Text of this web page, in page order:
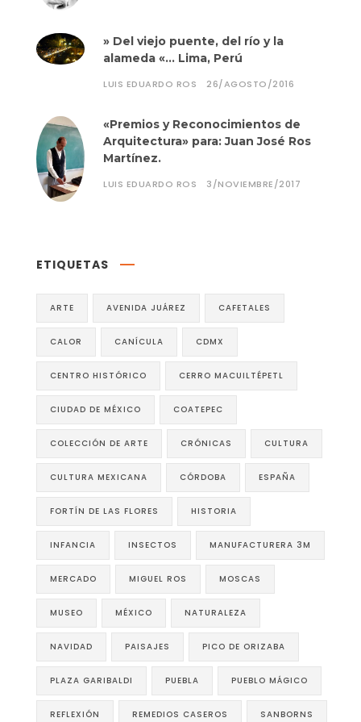
» Del viejo puente, del río y la
alameda «… Lima, Perú
LUIS EDUARDO ROS 26/AGOSTO/2016
«Premios y Reconocimientos de
Arquitectura» para: Juan José Ros
Martínez.
LUIS EDUARDO ROS 3/NOVIEMBRE/2017
ETIQUETAS
ARTE AVENIDA JUÁREZ CAFETALES
CALOR CANÍCULA CDMX
CENTRO HISTÓRICO CERRO MACUILTÉPETL
CIUDAD DE MÉXICO COATEPEC
COLECCIÓN DE ARTE CRÓNICAS CULTURA
CULTURA MEXICANA CÓRDOBA ESPAÑA
FORTÍN DE LAS FLORES HISTORIA
INFANCIA INSECTOS MANUFACTURERA 3M
MERCADO MIGUEL ROS MOSCAS
MUSEO MÉXICO NATURALEZA
NAVIDAD PAISAJES PICO DE ORIZABA
PLAZA GARIBALDI PUEBLA PUEBLO MÁGICO
REFLEXIÓN REMEDIOS CASEROS SANBORNS